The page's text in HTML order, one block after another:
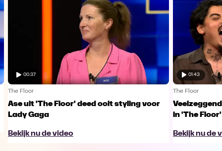
00:37
The Floor
Ase uit 'The Floor' deed ooit styling voor
Lady Gaga
Bekijk nu de video
01:43
The Floor
in 'The Floor'
Bekijk nu de